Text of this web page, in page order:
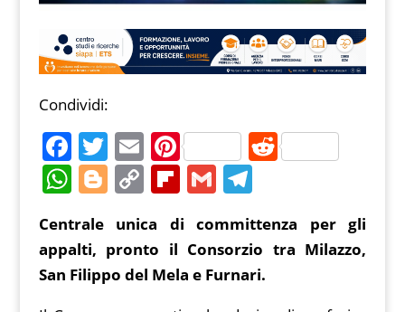
Condividi:
F
a
c
e
b
o
T
w
itt
er
E
m
ai
l
Pi
nt
er
e
st
R
di
t
W
at
s
Bl
g
g
C
p
y
Fl
ip
b
o
G
ai
l
T
e
gr
Centrale unica di committenza per gli
appalti, pronto il Consorzio tra Milazzo,
San Filippo del Mela e Furnari.